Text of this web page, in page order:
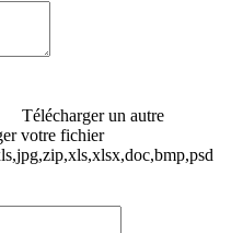
Télécharger un autre
votre fichier